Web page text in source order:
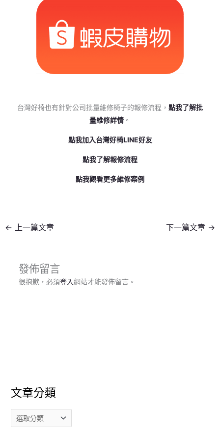
台灣好椅也有針對公司批量維修椅子的報修流程， 點我了解批
量維修詳情 。
點我加入台灣好椅LINE好友
點我了解報修流程
點我觀看更多維修案例
← 上一篇文章 下一篇文章 →
發佈留言
很抱歉，必須登入網站才能發佈留言。
文章分類